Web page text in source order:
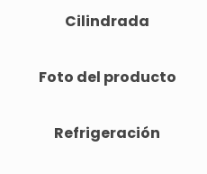
Cilindrada
Foto del producto
Refrigeración